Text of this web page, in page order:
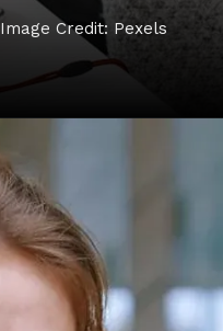
Image Credit: Pexels